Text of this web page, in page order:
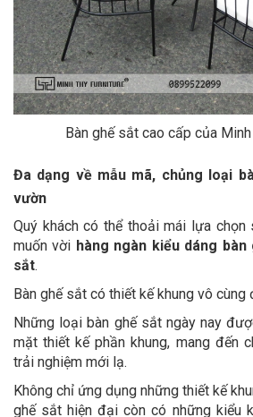
Bàn ghế sắt cao cấp của
Đa dạng về mẫu mã, chủng loại
vườn
Quý khách có thể thoải mái lựa
muốn vời hàng ngàn kiểu dáng
sắt.
Bàn ghế sắt có thiết kế khung vô cùng
Những loại bàn ghế sắt ngày nay
mặt thiết kế phần khung, mang đến
trải nghiệm mới lạ.
Không chỉ ứng dụng những thiết kế
ghế sắt hiện đại còn có những kiểu